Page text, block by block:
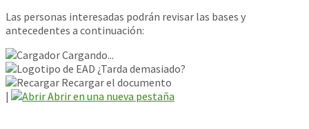
Las personas interesadas podrán revisar las bases y
antecedentes a continuación:
Cargando...
¿Tarda demasiado?
Recargar el documento
|
Abrir en una nueva pestaña